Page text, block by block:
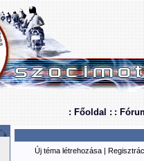
: Főoldal : :
Új téma létrehozása |